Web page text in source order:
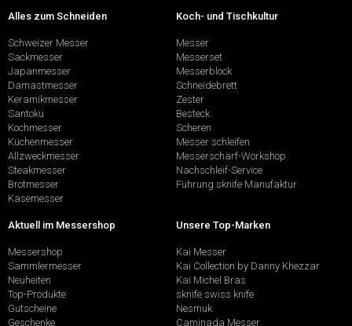
Alles zum Schneiden
Schweizer Messer
Sackmesser
Japanmesser
Damastmesser
Keramikmesser
Santoku
Kochmesser
Küchenmesser
Allzweckmesser
Steakmesser
Brotmesser
Käsemesser
Koch- und Tischkultur
Messer
Messerset
Messerblock
Schneidebrett
Zester
Besteck
Scheren
Messer schleifen
Messerschärf-Workshop
Nachschleif-Service
Führung sknife Manufaktur
Aktuell im Messershop
Messershop
Sammlermesser
Neuheiten
Top-Produkte
Gutscheine
Geschenke
Unsere Top-Marken
Kai Messer
Kai Collection by Danny Khezzar
Kai Michel Bras
sknife swiss knife
Nesmuk
Caminada Messer